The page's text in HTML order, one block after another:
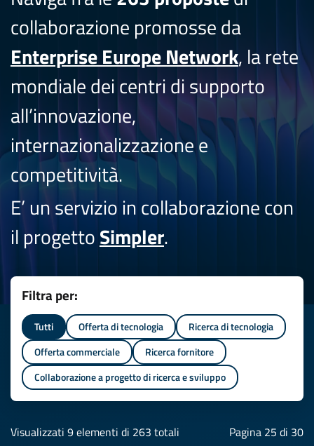
collaborazione promosse da
Enterprise Europe Network, la rete
mondiale dei centri di supporto
all’innovazione,
internazionalizzazione e
competitività.
E’ un servizio in collaborazione con
il progettoSimpler.
Filtra per:
Tutti Offerta di tecnologia
Ricerca di tecnologia
Offerta commerciale
Ricerca fornitore
Collaborazione a progetto di ricerca e sviluppo
Visualizzati 9 elementi di 263 totali Pagina 25 di 30